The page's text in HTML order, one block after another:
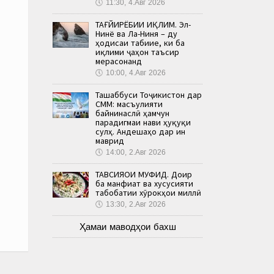
🕔 11:30, 4.Авг 2026
ТАҒЙИРЁБИИ ИҚЛИМ. Эл-
Нинё ва Ла-Ниня – ду
ҳодисаи табиие, ки ба
иқлими ҷаҳон таъсир
мерасонанд
🕔 10:00, 4.Авг 2026
Ташаббуси Тоҷикистон дар
СММ: масъулияти
байнинаслӣ ҳамчун
парадигмаи нави ҳуқуқи
сулҳ. Андешаҳо дар ин
маврид
🕔 14:00, 2.Авг 2026
ТАВСИЯҲОИ МУФИД. Доир
ба манфиат ва хусусияти
табобатии хӯрокҳои миллӣ
🕔 13:30, 2.Авг 2026
Ҳамаи маводҳои бахш